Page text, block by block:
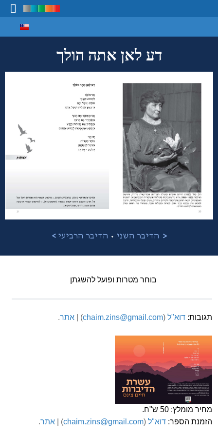
דע לאן אתה הולך
< הדיבר השני • הדיבר הרביעי >
בוחר מטרות ופועל להשגתן
תגובות: דוא"ל (
chaim.zins@gmail.com
) | אתר.
מחיר מומלץ: 50 ש"ח.
הזמנת הספר: דוא"ל (
chaim.zins@gmail.com
) | אתר.